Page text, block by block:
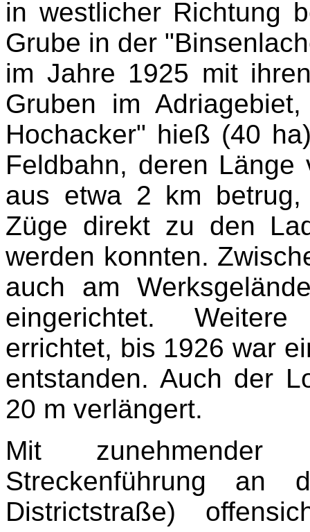
in westlicher Richtung
Grube in der
im Jahre 1925 mit
Gruben im
Hochacker" hieß (40
Feldbahn, deren
aus etwa 2 km
Züge direkt zu den
werden konnten.
auch am
eingerichtet.
errichtet, bis 1926 war
entstanden. Auch der
20 m verlängert.
Mit
Streckenführung an
Districtstraße)